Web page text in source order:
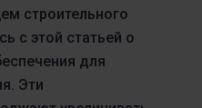
строительного
с этой статьей о
для
Эти